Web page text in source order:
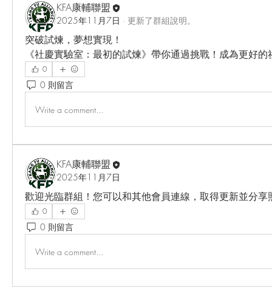
KFA康輔聯盟
2025年11月7日 · 更新了群組說明。
突破試煉，夢想實現！
《社慶實驗室：最初的試煉》帶你通過挑戰！成為更好的
0
0 則留言
Write a comment...
KFA康輔聯盟
2025年11月7日
歡迎光臨群組！您可以和其他會員連線，取得更新並分享
0
0 則留言
Write a comment...